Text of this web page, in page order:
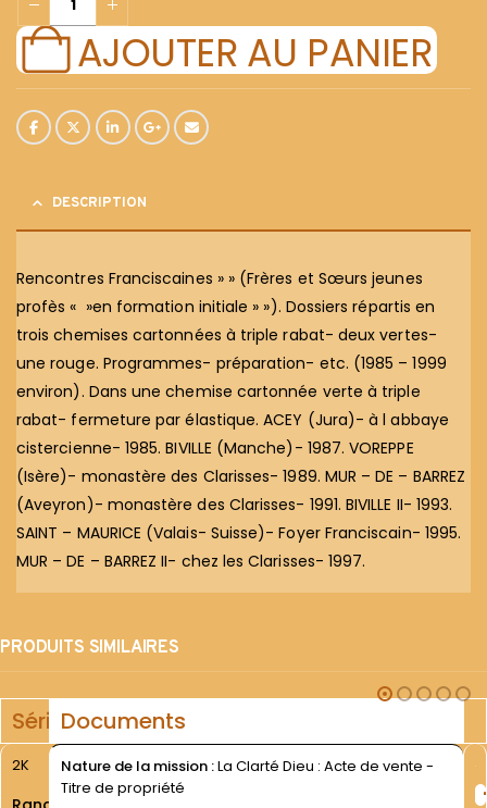
AJOUTER AU PANIER
DESCRIPTION
Rencontres Franciscaines » » (Frères et Sœurs jeunes
profès « »en formation initiale » »). Dossiers répartis en
trois chemises cartonnées à triple rabat- deux vertes-
une rouge. Programmes- préparation- etc. (1985 – 1999
environ). Dans une chemise cartonnée verte à triple
rabat- fermeture par élastique. ACEY (Jura)- à l abbaye
cistercienne- 1985. BIVILLE (Manche)- 1987. VOREPPE
(Isère)- monastère des Clarisses- 1989. MUR – DE – BARREZ
(Aveyron)- monastère des Clarisses- 1991. BIVILLE II- 1993.
SAINT – MAURICE (Valais- Suisse)- Foyer Franciscain- 1995.
MUR – DE – BARREZ II- chez les Clarisses- 1997.
PRODUITS SIMILAIRES
SérieDocuments
2K Nature de la mission :La Clarté Dieu : Acte de vente -
Titre de propriété